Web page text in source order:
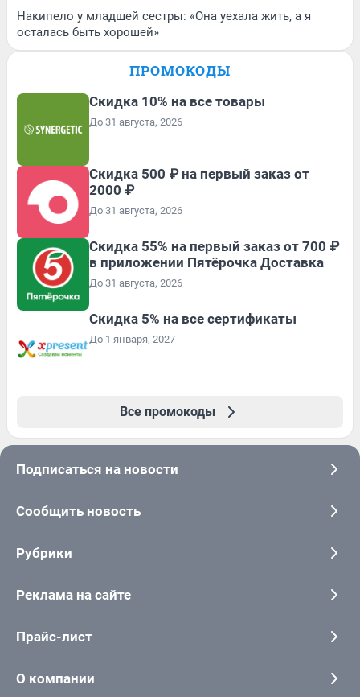
Накипело у младшей сестры: «Она уехала жить, а я
осталась быть хорошей»
ПРОМОКОДЫ
Скидка 10% на все товары
До 31 августа, 2026
Скидка 500 ₽ на первый заказ от
2000 ₽
До 31 августа, 2026
Скидка 55% на первый заказ от 700 ₽
в приложении Пятёрочка Доставка
До 31 августа, 2026
Скидка 5% на все сертификаты
До 1 января, 2027
Все промокоды
Подписаться на новости
Сообщить новость
Рубрики
Реклама на сайте
Прайс-лист
О компании